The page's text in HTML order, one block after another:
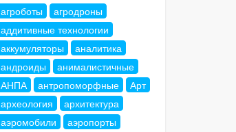
агроботы
агродроны
аддитивные технологии
аккумуляторы
аналитика
андроиды
анималистичные
АНПА
антропоморфные
Арт
археология
архитектура
аэромобили
аэропорты